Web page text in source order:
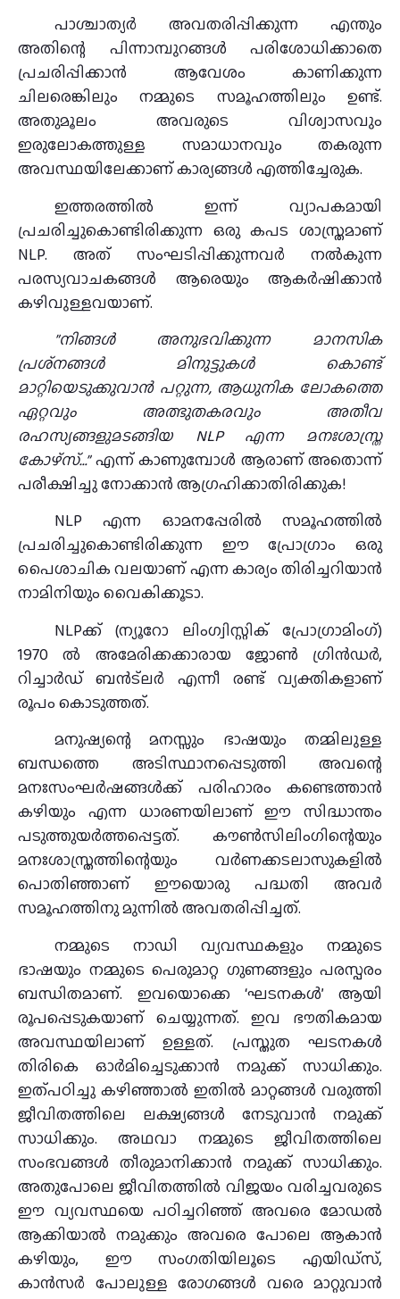
പാശ്ചാത്യര്‍ അവതരിപ്പിക്കുന്ന എന്തും
അതിന്റെ പിന്നാമ്പുറങ്ങള്‍ പരിശോധിക്കാതെ
പ്രചരിപ്പിക്കാന്‍ ആവേശം കാണിക്കുന്ന
ചിലരെങ്കിലും നമ്മുടെ സമൂഹത്തിലും ഉണ്ട്.
അതുമൂലം അവരുടെ വിശ്വാസവും
ഇരുലോകത്തുള്ള സമാധാനവും തകരുന്ന
അവസ്ഥയിലേക്കാണ് കാര്യങ്ങള്‍ എത്തിച്ചേരുക.
ഇത്തരത്തില്‍ ഇന്ന് വ്യാപകമായി
പ്രചരിച്ചുകൊണ്ടിരിക്കുന്ന ഒരു കപട ശാസ്ത്രമാണ്
NLP. അത് സംഘടിപ്പിക്കുന്നവര്‍ നല്‍കുന്ന
പരസ്യവാചകങ്ങള്‍ ആരെയും ആകര്‍ഷിക്കാന്‍
കഴിവുള്ളവയാണ്.
”നിങ്ങള്‍ അനുഭവിക്കുന്ന മാനസിക
പ്രശ്‌നങ്ങള്‍ മിനുട്ടുകള്‍ കൊണ്ട്
മാറ്റിയെടുക്കുവാന്‍ പറ്റുന്ന, ആധുനിക ലോകത്തെ
ഏറ്റവും അത്ഭുതകരവും അതീവ
രഹസ്യങ്ങളുമടങ്ങിയ NLP എന്ന മനഃശാസ്ത്ര
കോഴ്‌സ്…”എന്ന് കാണുമ്പോള്‍ ആരാണ് അതൊന്ന്
പരീക്ഷിച്ചു നോക്കാന്‍ ആഗ്രഹിക്കാതിരിക്കുക!
NLP എന്ന ഓമനപ്പേരില്‍ സമൂഹത്തില്‍
പ്രചരിച്ചുകൊണ്ടിരിക്കുന്ന ഈ പ്രോഗ്രാം ഒരു
പൈശാചിക വലയാണ് എന്ന കാര്യം തിരിച്ചറിയാന്‍
നാമിനിയും വൈകിക്കൂടാ.
NLPക്ക് (ന്യൂറോ ലിംഗ്വിസ്റ്റിക് പ്രോഗ്രാമിംഗ്)
1970 ല്‍ അമേരിക്കക്കാരായ ജോണ്‍ ഗ്രിന്‍ഡര്‍,
റിച്ചാര്‍ഡ് ബന്‍ട്‌ലര്‍ എന്നീ രണ്ട് വ്യക്തികളാണ്
രൂപം കൊടുത്തത്.
മനുഷ്യന്റെ മനസ്സും ഭാഷയും തമ്മിലുള്ള
ബന്ധത്തെ അടിസ്ഥാനപ്പെടുത്തി അവന്റെ
മനഃസംഘര്‍ഷങ്ങള്‍ക്ക് പരിഹാരം കണ്ടെത്താന്‍
കഴിയും എന്ന ധാരണയിലാണ് ഈ സിദ്ധാന്തം
പടുത്തുയര്‍ത്തപ്പെട്ടത്. കൗണ്‍സിലിംഗിന്റെയും
മനഃശാസ്ത്രത്തിന്റെയും വര്‍ണക്കടലാസുകളില്‍
പൊതിഞ്ഞാണ് ഈയൊരു പദ്ധതി അവര്‍
സമൂഹത്തിനു മുന്നില്‍ അവതരിപ്പിച്ചത്.
നമ്മുടെ നാഡി വ്യവസ്ഥകളും നമ്മുടെ
ഭാഷയും നമ്മുടെ പെരുമാറ്റ ഗുണങ്ങളും പരസ്പരം
ബന്ധിതമാണ്. ഇവയൊക്കെ ‘ഘടനകള്‍’ ആയി
രൂപപ്പെടുകയാണ് ചെയ്യുന്നത്. ഇവ ഭൗതികമായ
അവസ്ഥയിലാണ് ഉള്ളത്. പ്രസ്തുത ഘടനകള്‍
തിരികെ ഓര്‍മിച്ചെടുക്കാന്‍ നമുക്ക് സാധിക്കും.
ഇത്പഠിച്ചു കഴിഞ്ഞാല്‍ ഇതില്‍ മാറ്റങ്ങള്‍ വരുത്തി
ജീവിതത്തിലെ ലക്ഷ്യങ്ങള്‍ നേടുവാന്‍ നമുക്ക്
സാധിക്കും. അഥവാ നമ്മുടെ ജീവിതത്തിലെ
സംഭവങ്ങള്‍ തീരുമാനിക്കാന്‍ നമുക്ക് സാധിക്കും.
അതുപോലെ ജീവിതത്തില്‍ വിജയം വരിച്ചവരുടെ
ഈ വ്യവസ്ഥയെ പഠിച്ചറിഞ്ഞ് അവരെ മോഡല്‍
ആക്കിയാല്‍ നമുക്കും അവരെ പോലെ ആകാന്‍
കഴിയും, ഈ സംഗതിയിലൂടെ എയിഡ്‌സ്,
കാന്‍സര്‍ പോലുള്ള രോഗങ്ങള്‍ വരെ മാറ്റുവാന്‍